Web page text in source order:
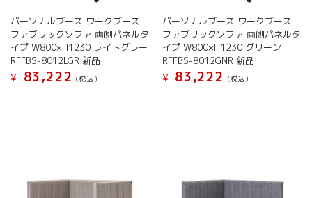
パーソナルブース ワークブース
ファブリックソファ 両側パネルタ
イプ W800×H1230 ライトグレー
RFFBS-8012LGR 新品
¥
83,222 (税込）
パーソナルブース ワークブース
ファブリックソファ 両側パネルタ
イプ W800×H1230 グリーン
RFFBS-8012GNR 新品
¥
83,222 (税込）